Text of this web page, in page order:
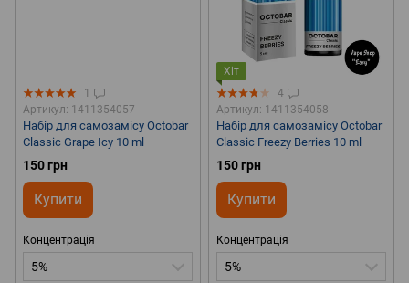
1
Артикул: 1411354057
Набір для самозамісу Octobar
Classic Grape Icy 10 ml
150 грн
Купити
Концентрація
5%
Хіт
4
Артикул: 1411354058
Набір для самозамісу Octobar
Classic Freezу Berries 10 ml
150 грн
Купити
Концентрація
5%